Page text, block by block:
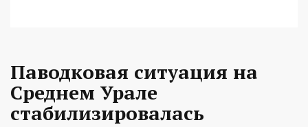
Паводковая ситуация на
Среднем Урале
стабилизировалась